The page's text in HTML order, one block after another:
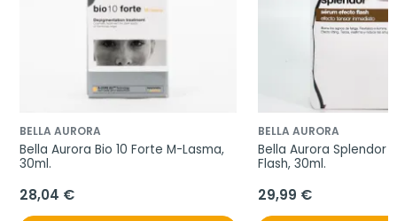
BELLA AURORA
Bella Aurora Bio 10 Forte M-Lasma,
30ml.
28,04 €
BELLA AURORA
Bella Aurora Splendor
Flash, 30ml.
29,99 €